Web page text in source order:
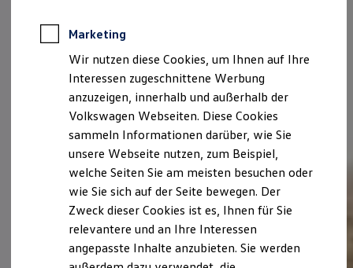
Rekuperation
Laden unterwegs
Laden Zuhause
Ladestationen finden
Ladezeitensimulator
Batterie
Sicherheit
Nachhaltigkeit
Technologie
Kosten und Kauf
Kaufoptionen
E-Auto-Förderung
Software und Konnektivität
Die ID. Software 6
Marketing
Wir nutzen diese Cookies, um Ihnen auf Ihre
Interessen zugeschnittene Werbung
anzuzeigen, innerhalb und außerhalb der
Volkswagen Webseiten. Diese Cookies
sammeln Informationen darüber, wie Sie
unsere Webseite nutzen, zum Beispiel,
welche Seiten Sie am meisten besuchen oder
wie Sie sich auf der Seite bewegen. Der
Zweck dieser Cookies ist es, Ihnen für Sie
relevantere und an Ihre Interessen
angepasste Inhalte anzubieten. Sie werden